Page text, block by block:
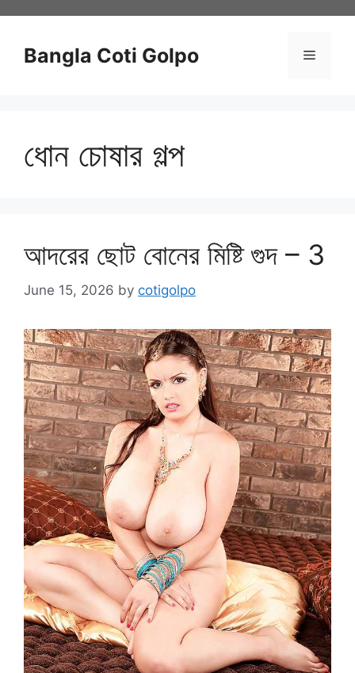
contentBangla Coti Golpo Menu
ধোন চোষার গল্প
আদরের ছোট বোনের মিষ্টি গুদ – 3
June 15, 2026 by cotigolpo